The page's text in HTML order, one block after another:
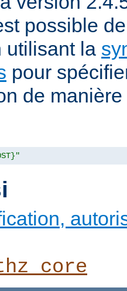
possible
utilisant la
pour
de